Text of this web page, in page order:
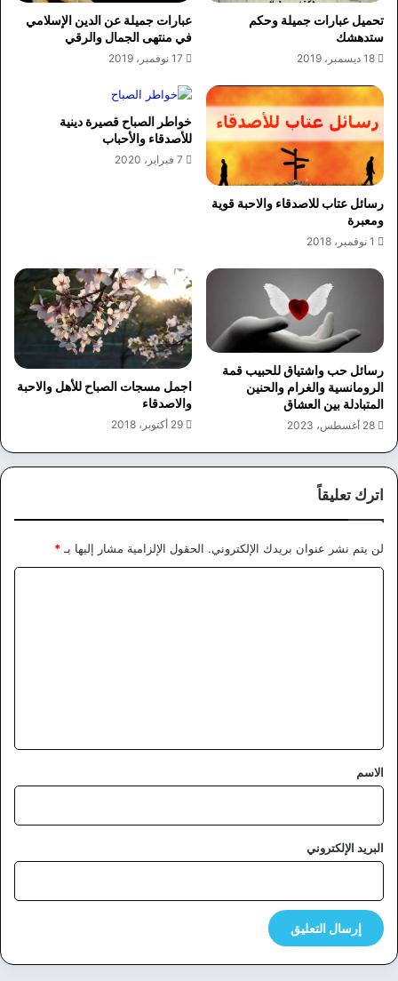
تحميل عبارات جميلة وحكم
ستدهشك
18 ديسمبر، 2019
عبارات جميلة عن الدين الإسلامي
في منتهى الجمال والرقي
17 نوفمبر، 2019
رسائل عتاب للاصدقاء والاحبة قوية
ومعبرة
1 نوفمبر، 2018
خواطر الصباح قصيرة دينية
للأصدقاء والأحباب
7 فبراير، 2020
رسائل حب واشتياق للحبيب قمة
الرومانسية والغرام والحنين
المتبادلة بين العشاق
28 أغسطس، 2023
اجمل مسجات الصباح للأهل والاحبة
والاصدقاء
29 أكتوبر، 2018
اترك تعليقاً
لن يتم نشر عنوان بريدك الإلكتروني. الحقول الإلزامية مشار إليها بـ*
*
الاسم
البريد الإلكتروني